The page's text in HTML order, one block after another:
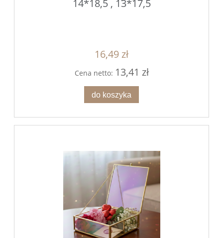
14*18,5 , 13*17,5
16,49 zł
Cena netto: 13,41 zł
do koszyka